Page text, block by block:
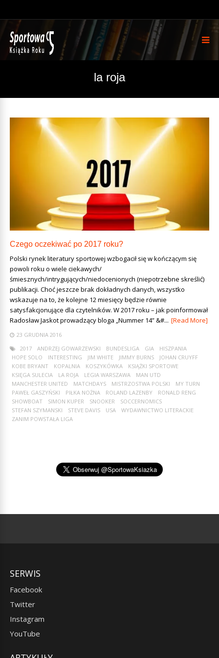
la roja
Czego oczekiwać po 2017 roku?
Polski rynek literatury sportowej wzbogacił się w kończącym się
powoli roku o wiele ciekawych/
śmiesznych/intrygujących/niedocenionych (niepotrzebne skreślić)
publikacji. Choć jeszcze brak dokładnych danych, wszystko
wskazuje na to, że kolejne 12 miesięcy będzie równie
satysfakcjonujące dla czytelników. W 2017 roku – jak poinformował
Radosław Jaskot prowadzący bloga „Nummer 14” &#... [Read More]
23 GRUDNIA 2016
2017
ANDRZEJ GOWARZEWSKI BUNDESLIGA GIA
HISZPANIA
HOPE SOLO
INTERESTING JIM WHITE JIMMY BURNS
JOHAN CRUYFF
KOBE BRYANT
KOPALNIA KOSZYKÓWKA
KSIĄŻKI SPORTOWE
KSIĘGA SULECIA
LA ROJA LEGIA WARSZAWA
MAN UTD
MANCHESTER UNITED
MATCHDAYS MISTRZOSTWA POLSKI
MY TURN
PAWEŁ GASZYŃSKI
PIŁKA NOŻNA ROLAND LAZENBY
RONALD RENG
SHOWBOAT
SIMON KUPER SNOOKER
SOCCERNOMICS
STEFAN SZYMANSKI
STEVE DAVIS USA
WYDAWNICTWO LITERACKIE
ZANIM POWSTAŁA LIGA
SERWIS
Facebook
Twitter
Instagram
YouTube